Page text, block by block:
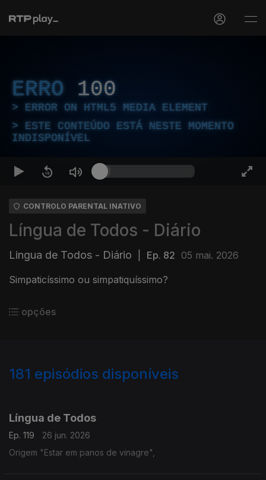
ERRO 100
ERROR ON HTML5 MEDIA ELEMENT
ESTE CONTEÚDO ESTÁ NESTE MOMENTO
INDISPONÍVEL
CONTROLO PARENTAL INATIVO
Língua de Todos - Diário
Lingua de Todos - Diário Ep. 82 05 mai. 2026
Simpaticíssimo ou simpatiquíssimo?
opções
181 episódios disponíveis
Língua de Todos
Ep. 119
26 jun. 2026
Origem "Estar em panos de vinagre",